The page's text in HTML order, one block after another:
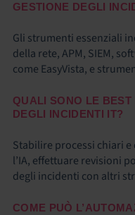
GESTIONE DEGLI
Gli strumenti essenziali
della rete, APM, SIEM,
come EasyVista, e
QUALI SONO LE BEST
DEGLI INCIDENTI IT?
Stabilire processi chiari
l’IA, effettuare revisioni
degli incidenti con altri
COME PUÒ